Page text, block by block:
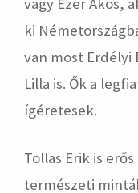
ki
van most Erdélyi
Lilla is. Ők a
ígéretesek.
Tollas Erik is
természeti